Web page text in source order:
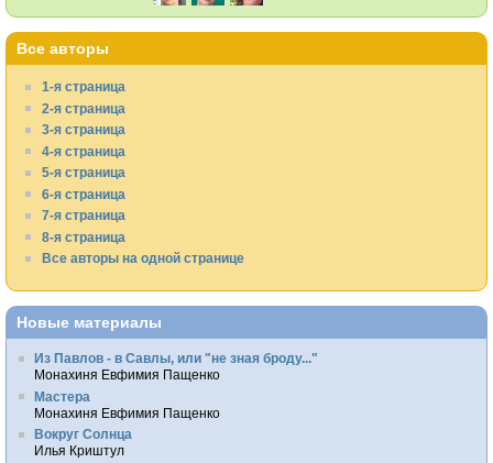
Все авторы
1-я страница
2-я страница
3-я страница
4-я страница
5-я страница
6-я страница
7-я страница
8-я страница
Все авторы на одной странице
Новые материалы
Из Павлов - в Савлы, или "не зная броду..."
Монахиня Евфимия Пащенко
Мастера
Монахиня Евфимия Пащенко
Вокруг Солнца
Илья Криштул